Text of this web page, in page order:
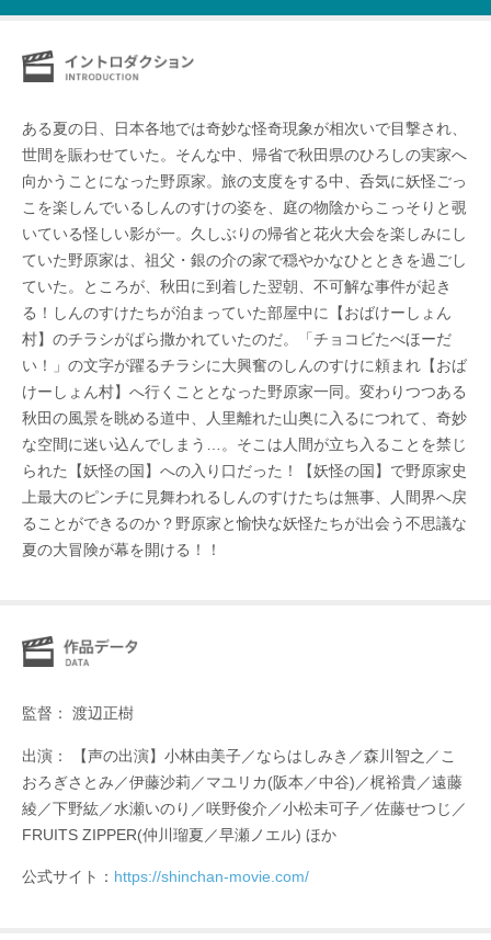
ある夏の日、日本各地では奇妙な怪奇現象が相次いで目撃され、
世間を賑わせていた。そんな中、帰省で秋田県のひろしの実家へ
向かうことになった野原家。旅の支度をする中、呑気に妖怪ごっ
こを楽しんでいるしんのすけの姿を、庭の物陰からこっそりと覗
いている怪しい影が一。久しぶりの帰省と花火大会を楽しみにし
ていた野原家は、祖父・銀の介の家で穏やかなひとときを過ごし
ていた。ところが、秋田に到着した翌朝、不可解な事件が起き
る！しんのすけたちが泊まっていた部屋中に【おばけーしょん
村】のチラシがばら撒かれていたのだ。「チョコビたべほーだ
い！」の文字が躍るチラシに大興奮のしんのすけに頼まれ【おば
けーしょん村】へ行くこととなった野原家一同。変わりつつある
秋田の風景を眺める道中、人里離れた山奥に入るにつれて、奇妙
な空間に迷い込んでしまう…。そこは人間が立ち入ることを禁じ
られた【妖怪の国】への入り口だった！【妖怪の国】で野原家史
上最大のピンチに見舞われるしんのすけたちは無事、人間界へ戻
ることができるのか？野原家と愉快な妖怪たちが出会う不思議な
夏の大冒険が幕を開ける！！
監督： 渡辺正樹
出演： 【声の出演】小林由美子／ならはしみき／森川智之／こ
おろぎさとみ／伊藤沙莉／マユリカ(阪本／中谷)／梶裕貴／遠藤
綾／下野紘／水瀬いのり／咲野俊介／小松未可子／佐藤せつじ／
FRUITS ZIPPER(仲川瑠夏／早瀬ノエル) ほか
公式サイト： https://shinchan-movie.com/